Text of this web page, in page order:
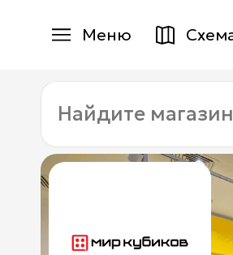
Меню
Еда
Детям
Найдите
магазин,
ресторан
или
услугу: